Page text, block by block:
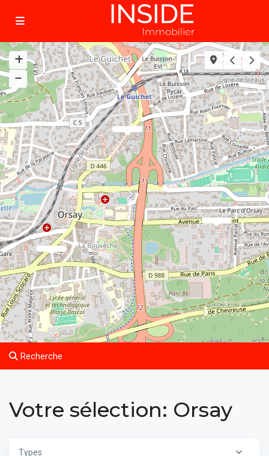
Recherche
Votre sélection: Orsay
Types